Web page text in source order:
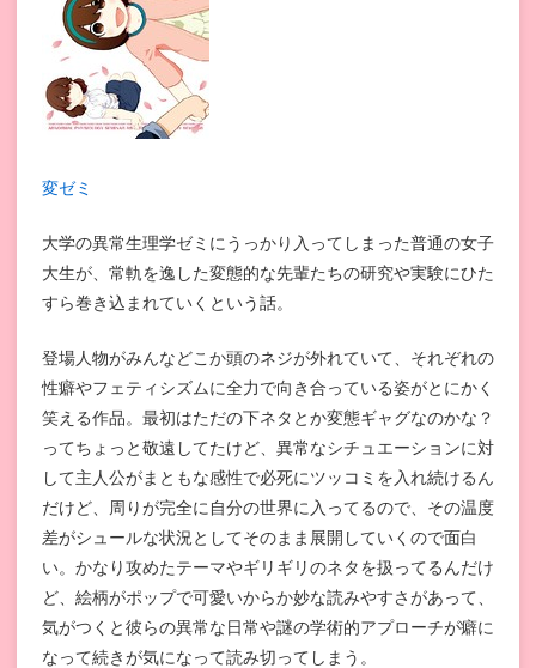
変ゼミ
大学の異常生理学ゼミにうっかり入ってしまった普通の女子
大生が、常軌を逸した変態的な先輩たちの研究や実験にひた
すら巻き込まれていくという話。
登場人物がみんなどこか頭のネジが外れていて、それぞれの
性癖やフェティシズムに全力で向き合っている姿がとにかく
笑える作品。最初はただの下ネタとか変態ギャグなのかな？
ってちょっと敬遠してたけど、異常なシチュエーションに対
して主人公がまともな感性で必死にツッコミを入れ続けるん
だけど、周りが完全に自分の世界に入ってるので、その温度
差がシュールな状況としてそのまま展開していくので面白
い。かなり攻めたテーマやギリギリのネタを扱ってるんだけ
ど、絵柄がポップで可愛いからか妙な読みやすさがあって、
気がつくと彼らの異常な日常や謎の学術的アプローチが癖に
なって続きが気になって読み切ってしまう。